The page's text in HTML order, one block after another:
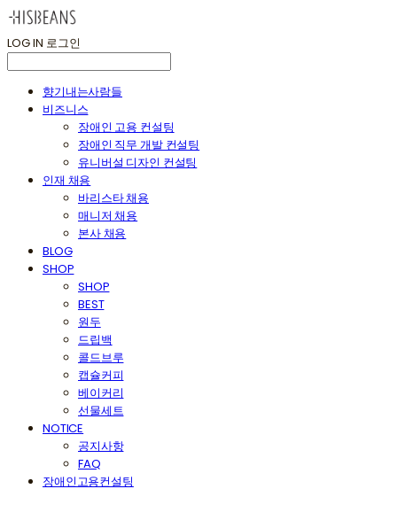
LOG IN 로그인
향기내는사람들
비즈니스
장애인 고용 컨설팅
장애인 직무 개발 컨설팅
유니버설 디자인 컨설팅
인재 채용
바리스타 채용
매니저 채용
본사 채용
BLOG
SHOP
SHOP
BEST
원두
드립백
콜드브루
캡슐커피
베이커리
선물세트
NOTICE
공지사항
FAQ
장애인고용컨설팅